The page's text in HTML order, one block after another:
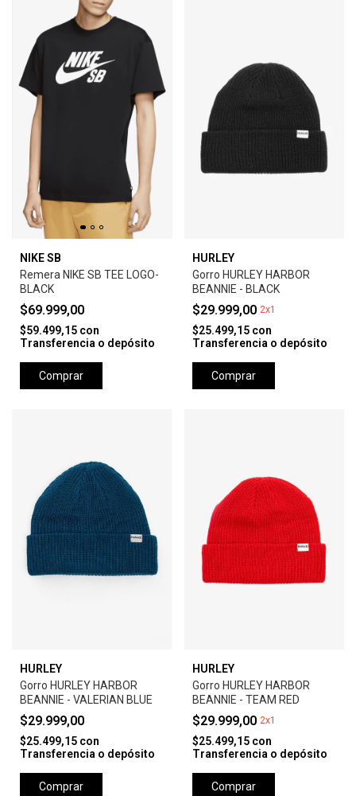
NIKE SB
Remera NIKE SB TEE LOGO-
BLACK
$69.999,00
$59.499,15 con
Transferencia o depósito
Comprar
HURLEY
Gorro HURLEY HARBOR
BEANNIE - BLACK
$29.999,00 2x1
$25.499,15 con
Transferencia o depósito
Comprar
HURLEY
Gorro HURLEY HARBOR
BEANNIE - VALERIAN BLUE
$29.999,00
$25.499,15 con
Transferencia o depósito
Comprar
HURLEY
Gorro HURLEY HARBOR
BEANNIE - TEAM RED
$29.999,00 2x1
$25.499,15 con
Transferencia o depósito
Comprar